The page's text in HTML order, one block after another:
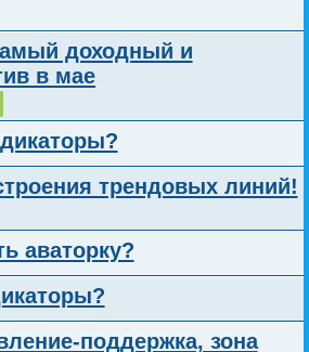
доходный и
в мае
трендовых линий!
аваторку?
поддержка, зона